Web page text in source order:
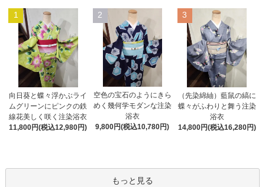
1
向日葵と蝶々浮かぶライ
ムグリーンにピンクの鉄
線花美しく咲く注染浴衣
11,800円(税込12,980円)
2
空色の宝石のようにきら
めく幾何学モダンな注染
浴衣
9,800円(税込10,780円)
3
（先染綿紬）藍鼠の縞に
蝶々がふわりと舞う注染
浴衣
14,800円(税込16,280円)
もっと見る